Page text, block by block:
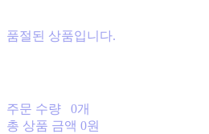
품절된 상품입니다.
주문 수량
0개
총 상품 금액 0원